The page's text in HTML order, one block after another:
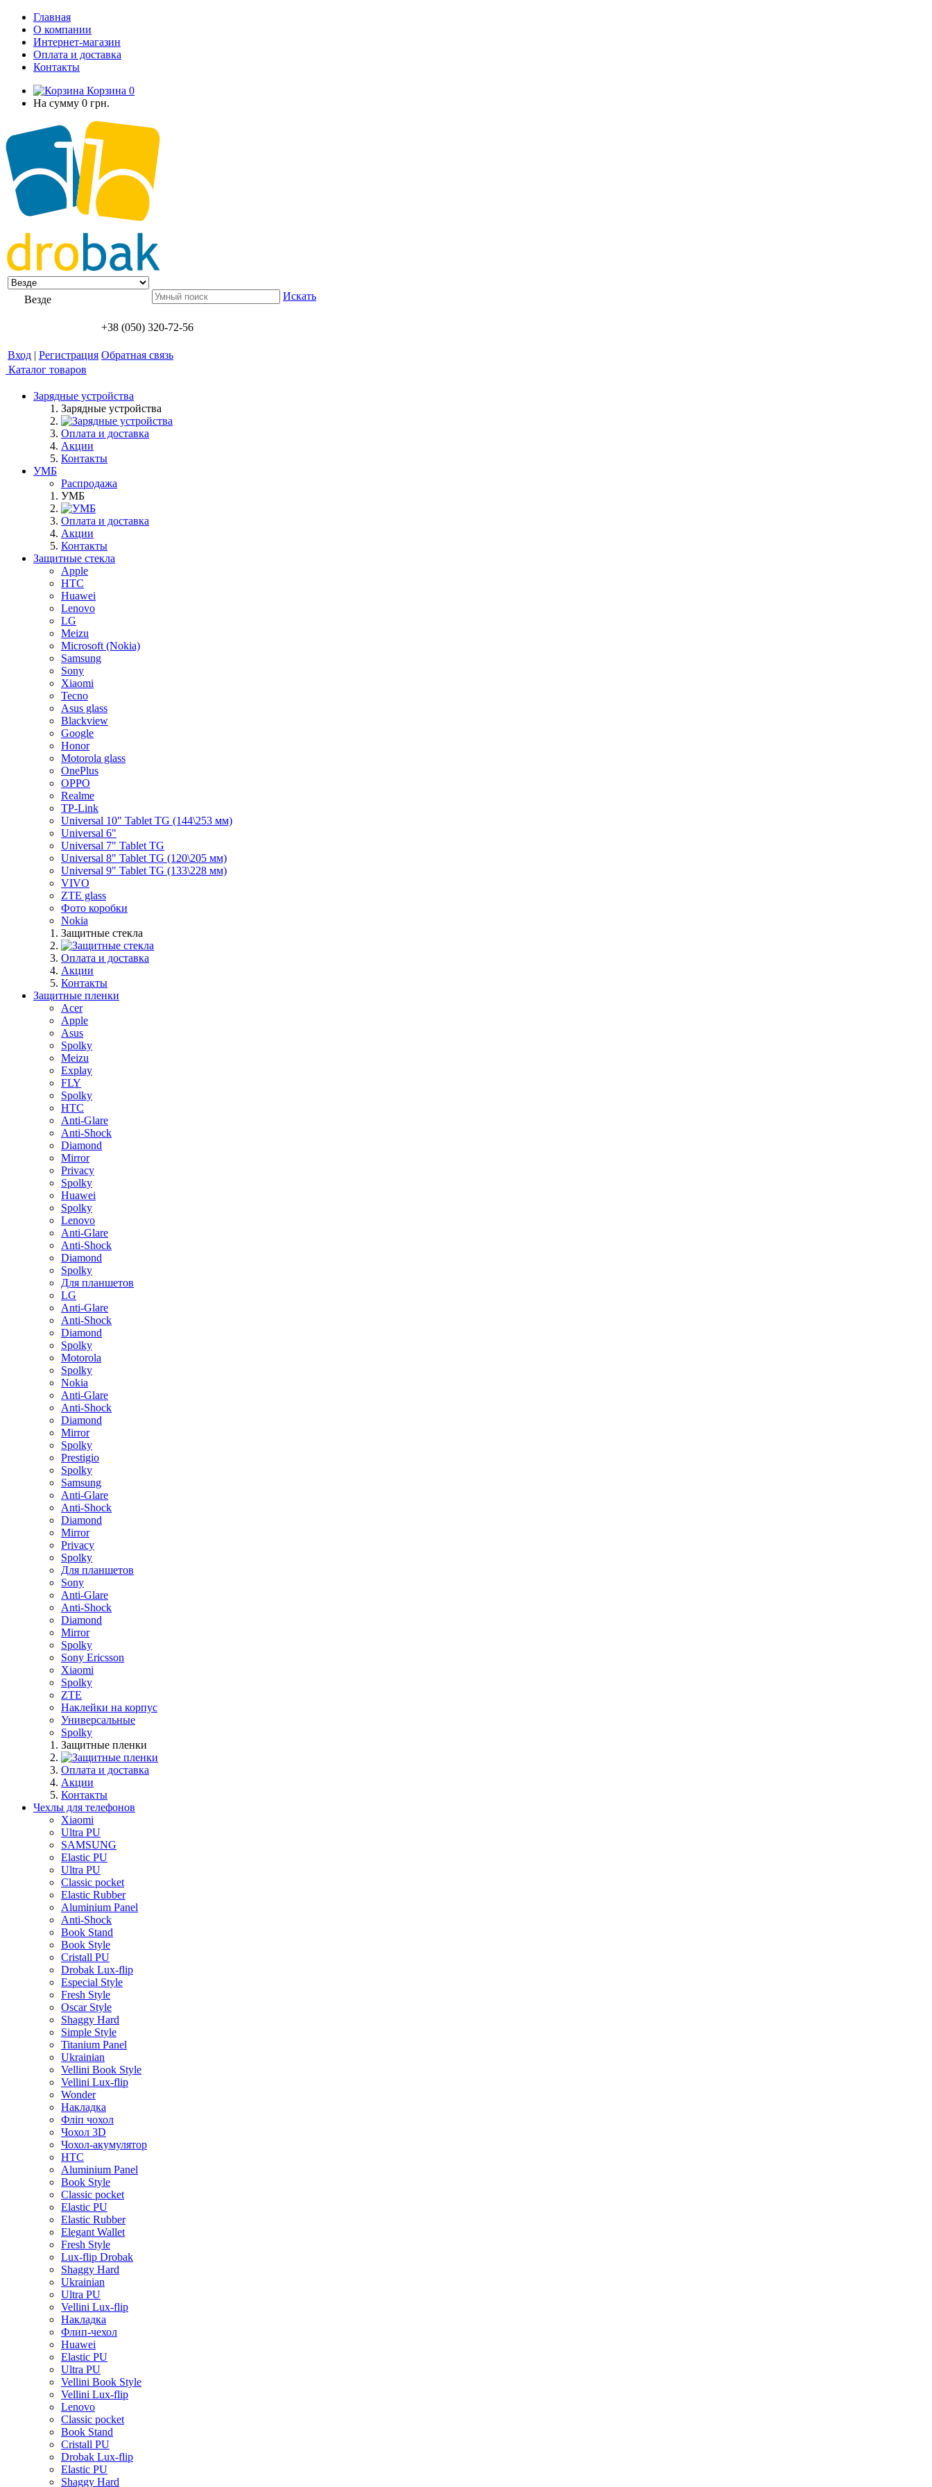
Главная
О компании
Интернет-магазин
Оплата и доставка
Контакты
Корзина 0
На сумму 0 грн.
Везде Искать
+38 (050) 320-72-56
Вход | Регистрация Обратная связь
Каталог товаров
Зарядные устройства
Зарядные устройства
Оплата и доставка
Акции
Контакты
УМБ
Распродажа
УМБ
Оплата и доставка
Акции
Контакты
Защитные стекла
Apple
HTC
Huawei
Lenovo
LG
Meizu
Microsoft (Nokia)
Samsung
Sony
Xiaomi
Tecno
Asus glass
Blackview
Google
Honor
Motorola glass
OnePlus
OPPO
Realme
TP-Link
Universal 10" Tablet TG (144\253 мм)
Universal 6"
Universal 7" Tablet TG
Universal 8" Tablet TG (120\205 мм)
Universal 9" Tablet TG (133\228 мм)
VIVO
ZTE glass
Фото коробки
Nokia
Защитные стекла
Оплата и доставка
Акции
Контакты
Защитные пленки
Acer
Apple
Asus
Spolky
Meizu
Explay
FLY
Spolky
HTC
Anti-Glare
Anti-Shock
Diamond
Mirror
Privacy
Spolky
Huawei
Spolky
Lenovo
Anti-Glare
Anti-Shock
Diamond
Spolky
Для планшетов
LG
Anti-Glare
Anti-Shock
Diamond
Spolky
Motorola
Spolky
Nokia
Anti-Glare
Anti-Shock
Diamond
Mirror
Spolky
Prestigio
Spolky
Samsung
Anti-Glare
Anti-Shock
Diamond
Mirror
Privacy
Spolky
Для планшетов
Sony
Anti-Glare
Anti-Shock
Diamond
Mirror
Spolky
Sony Ericsson
Xiaomi
Spolky
ZTE
Наклейки на корпус
Универсальные
Spolky
Защитные пленки
Оплата и доставка
Акции
Контакты
Чехлы для телефонов
Xiaomi
Ultra PU
SAMSUNG
Elastic PU
Ultra PU
Classic pocket
Elastic Rubber
Aluminium Panel
Anti-Shock
Book Stand
Book Style
Cristall PU
Drobak Lux-flip
Especial Style
Fresh Style
Oscar Style
Shaggy Hard
Simple Style
Titanium Panel
Ukrainian
Vellini Book Style
Vellini Lux-flip
Wonder
Накладка
Фліп чохол
Чохол 3D
Чохол-акумулятор
HTC
Aluminium Panel
Book Style
Classic pocket
Elastic PU
Elastic Rubber
Elegant Wallet
Fresh Style
Lux-flip Drobak
Shaggy Hard
Ukrainian
Ultra PU
Vellini Lux-flip
Накладка
Флип-чехол
Huawei
Elastic PU
Ultra PU
Vellini Book Style
Vellini Lux-flip
Lenovo
Classic pocket
Book Stand
Cristall PU
Drobak Lux-flip
Elastic PU
Shaggy Hard